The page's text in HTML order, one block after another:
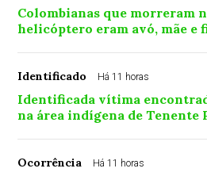
Colombianas que morreram
helicóptero eram avó, mãe e
Identificado Há 11 horas
Identificada vítima
na área indígena de Tenente
Ocorrência Há 11 horas